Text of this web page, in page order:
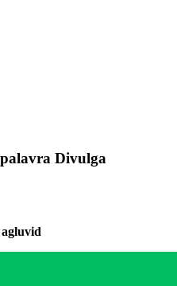
Divulga
agluvid